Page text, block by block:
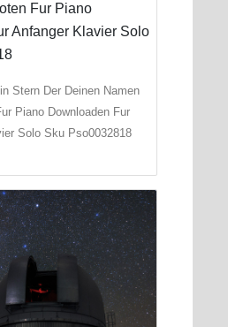
Stern Der Deinen Namen
Piano Downloaden Fur
Solo Sku Pso0032818